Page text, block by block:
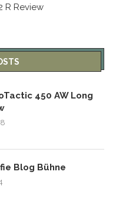
R Review
450 AW Long
Blog Bühne